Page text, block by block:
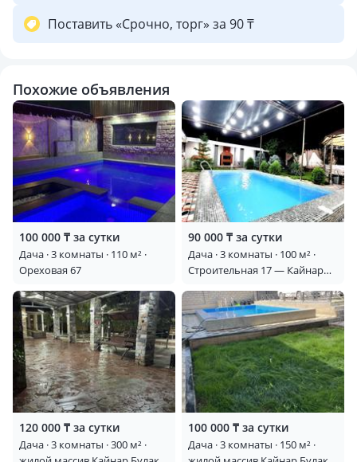
Поставить «Срочно, торг» за 90 ₸
Похожие объявления
100 000 ₸ за сутки
Дача · 3 комнаты · 110 м² ·
Ореховая 67
90 000 ₸ за сутки
Дача · 3 комнаты · 100 м² ·
Строительная 17 — Кайнар
120 000 ₸ за сутки
Дача · 3 комнаты · 300 м² ·
100 000 ₸ за сутки
Дача · 3 комнаты · 150 м² ·